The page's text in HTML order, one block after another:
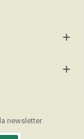
newsletter